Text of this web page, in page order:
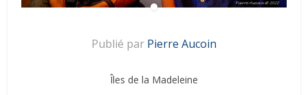
Publié par Pierre Aucoin
Îles de la Madeleine